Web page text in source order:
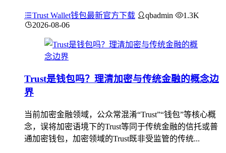
Trust Wallet钱包最新官方下载 qbadmin
1.3K
2026-08-06
Trust是钱包吗？理清加密与传统金融的概念边
界
当前加密金融领域，公众常混淆“Trust”“钱包”等核心概
念，误将加密语境下的Trust等同于传统金融的信托或普
通加密钱包，加密领域的Trust既非受监管的传统...